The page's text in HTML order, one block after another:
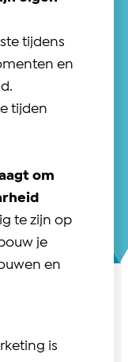
tijdens
en
tijden
om
te zijn op
je
en
is